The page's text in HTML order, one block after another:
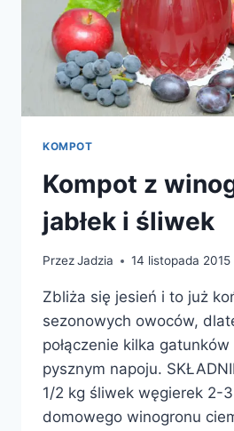
KOMPOT
Kompot z
jabłek i śliwek
PrzezJadzia 14 listopada 2015
Zbliża się jesień i to już
sezonowych owoców,
połączenie kilka
pysznym napoju.
1/2 kg śliwek węgierek 2-
domowego winogronu